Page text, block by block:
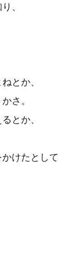
、
とか、
さ。
とか、
けたとして